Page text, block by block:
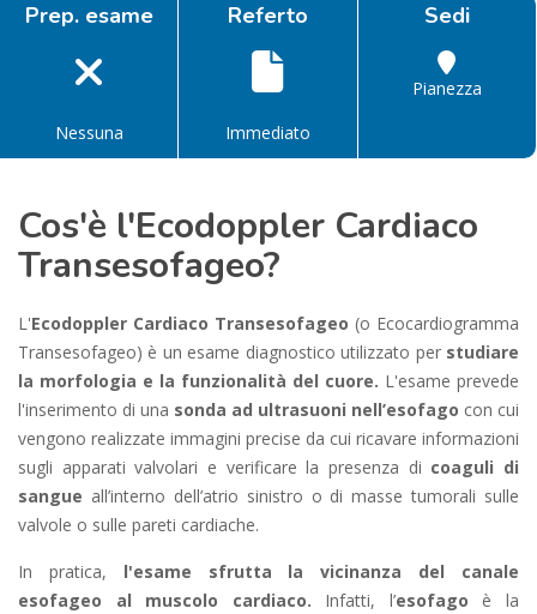
Prep. esame
Nessuna
Referto
Immediato
Sedi
Pianezza
Cos'è l'Ecodoppler Cardiaco
Transesofageo?
L'Ecodoppler Cardiaco Transesofageo (o Ecocardiogramma
Transesofageo) è un esame diagnostico utilizzato per studiare
la morfologia e la funzionalità del cuore. L'esame prevede
l'inserimento di una sonda ad ultrasuoni nell’esofago con cui
vengono realizzate immagini precise da cui ricavare informazioni
sugli apparati valvolari e verificare la presenza di coaguli di
sangue all’interno dell’atrio sinistro o di masse tumorali sulle
valvole o sulle pareti cardiache.
In pratica, l'esame sfrutta la vicinanza del canale
esofageo al muscolo cardiaco. Infatti, l’esofago è la